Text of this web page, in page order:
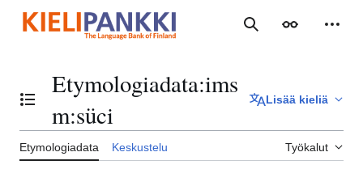
sisältöön
Haku Ulkoasu
Vaihda sisällysluettelo
Etymologiadata:ims
m:süci
Lisää kieliä
Etymologiadata Keskustelu Työkalut